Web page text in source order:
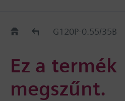
Régi-Új Kiváltási segédlet
G120P-0.55/35B
Ez a termék
megszűnt.